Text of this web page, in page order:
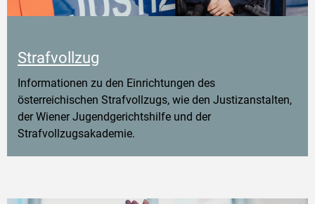
Strafvollzug
Informationen zu den Einrichtungen des
österreichischen Strafvollzugs, wie den Justizanstalten,
der Wiener Jugendgerichtshilfe und der
Strafvollzugsakademie.